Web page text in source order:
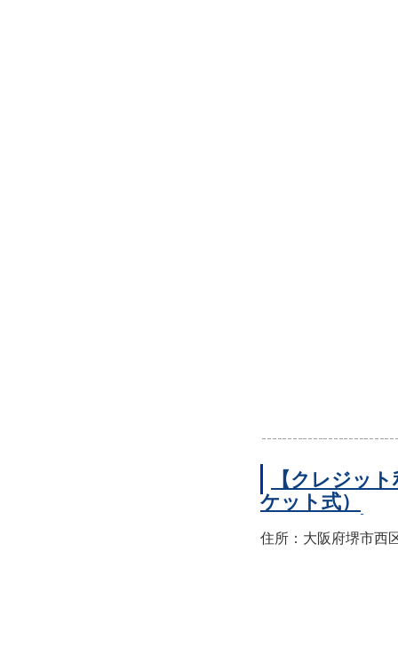
【クレジッ
ケット式）
住所：大阪府堺市西